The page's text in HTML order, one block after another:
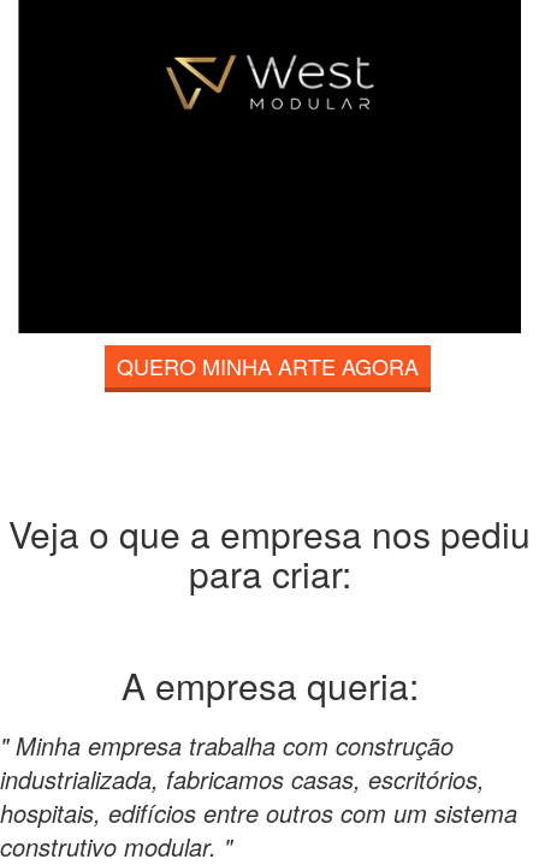
QUERO MINHA ARTE AGORA
Veja o que a empresa nos pediu
para criar:
A empresa queria:
" Minha empresa trabalha com construção
industrializada, fabricamos casas, escritórios,
hospitais, edifícios entre outros com um sistema
construtivo modular. "